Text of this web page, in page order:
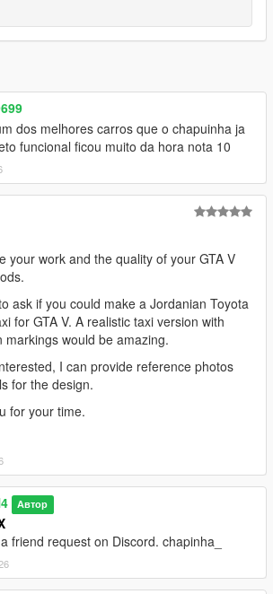
folder to “GTAV – mods – update –
> common > date > dlclist
jettarline-
dos melhores carros que o chapuinha ja
funcional ficou muito da hora nota 10
your work and the quality of your GTA V
ask if you could make a Jordanian Toyota
for GTA V. A realistic taxi version with
markings would be amazing.
I can provide reference photos
for the design.
for your time.
Автор
friend request on Discord. chapinha_